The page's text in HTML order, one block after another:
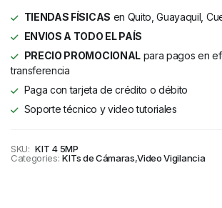
TIENDAS FÍSICAS en Quito, Guayaquil,
ENVIOS A TODO EL PAÍS
PRECIO PROMOCIONALpara pagos en
transferencia
Paga con tarjeta de crédito o débito
Soporte técnico y video tutoriales
SKU: KIT 4 5MP
Categories: KITs de Cámaras,Video Vigilancia